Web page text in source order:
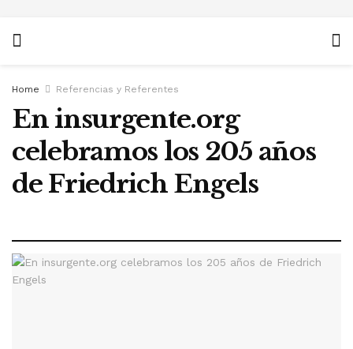
Home Referencias y Referentes
En insurgente.org
celebramos los 205 años
de Friedrich Engels